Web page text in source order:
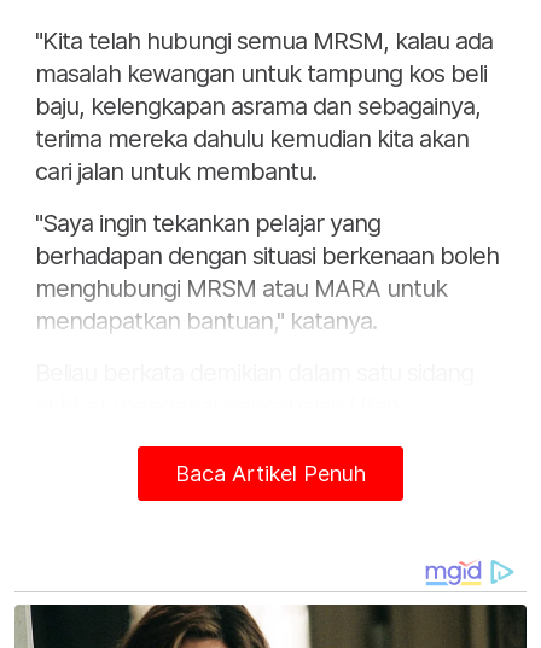
"Kita telah hubungi semua MRSM, kalau ada
masalah kewangan untuk tampung kos beli
baju, kelengkapan asrama dan sebagainya,
terima mereka dahulu kemudian kita akan
cari jalan untuk membantu.
"Saya ingin tekankan pelajar yang
berhadapan dengan situasi berkenaan boleh
menghubungi MRSM atau MARA untuk
mendapatkan bantuan," katanya.
(UKKM) di sini pada Isnin.
Baca Artikel Penuh